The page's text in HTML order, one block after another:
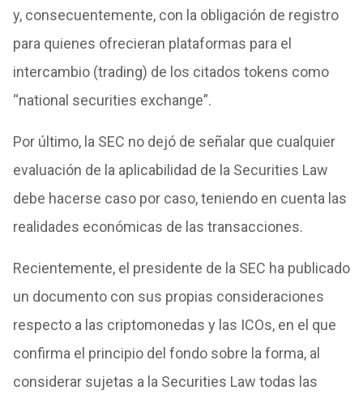
y, consecuentemente, con la obligación de registro
para quienes ofrecieran plataformas para el
intercambio (trading) de los citados tokens como
“national securities exchange”.
Por último, la SEC no dejó de señalar que cualquier
evaluación de la aplicabilidad de la Securities Law
debe hacerse caso por caso, teniendo en cuenta las
realidades económicas de las transacciones.
Recientemente, el presidente de la SEC ha publicado
un documento con sus propias consideraciones
respecto a las criptomonedas y las ICOs, en el que
confirma el principio del fondo sobre la forma, al
considerar sujetas a la Securities Law todas las